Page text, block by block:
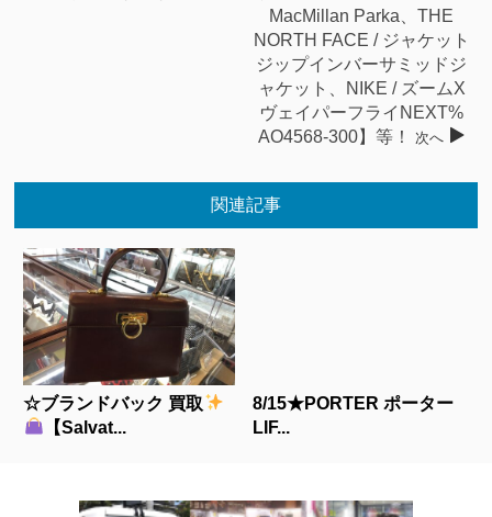
MacMillan Parka、THE
NORTH FACE / ジャケット
ジップインバーサミッドジ
ャケット、NIKE / ズームX
ヴェイパーフライNEXT%
AO4568-300】等！
次へ
関連記事
☆ブランドバック 買取
【Salvat...
8/15★PORTER ポーター
LIF...